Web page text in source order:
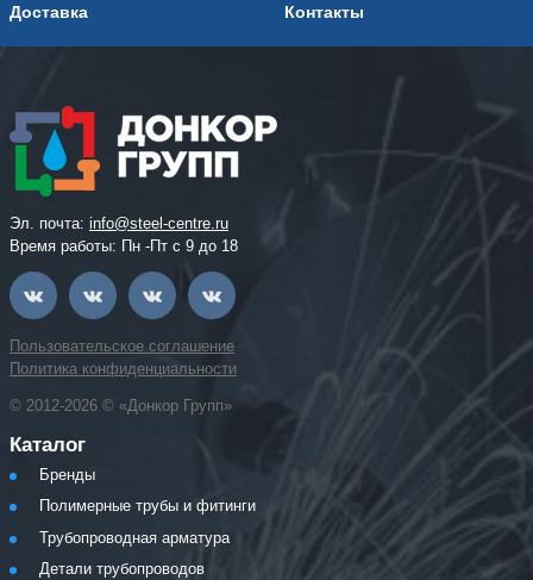
Доставка Контакты
Эл. почта: info@steel-centre.ru
Время работы: Пн -Пт с 9 до 18
Пользовательское соглашение
Политика конфиденциальности
© 2012-2026 © «Донкор Групп»
Каталог
Бренды
Полимерные трубы и фитинги
Трубопроводная арматура
Детали трубопроводов